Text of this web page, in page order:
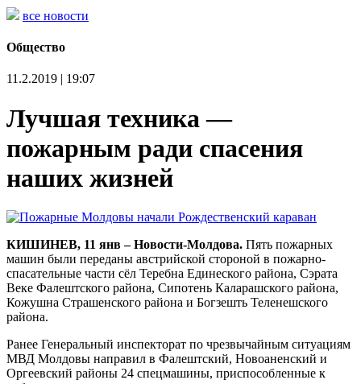
все новости
Общество
11.2.2019 | 19:07
Лучшая техника —
пожарным ради спасения
наших жизней
КИШИНЕВ, 11 янв – Новости-Молдова. Пять пожарных
машин были переданы австрийской стороной в пожарно-
спасательные части сёл Теребна Единеского района, Сэрата
Веке Фалештского района, Сипотень Каларашского района,
Кожушна Страшенского района и Богзешть Теленешского
района.
Ранее Генеральный инспекторат по чрезвычайным ситуациям
МВД Молдовы направил в Фалештский, Новоаненский и
Оргеевский районы 24 спецмашины, приспособленные к